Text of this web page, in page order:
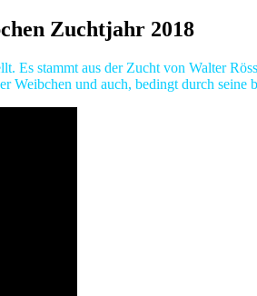
Zuchtjahr 2018
Es stammt aus der Zucht von Walter
Weibchen und auch, bedingt durch